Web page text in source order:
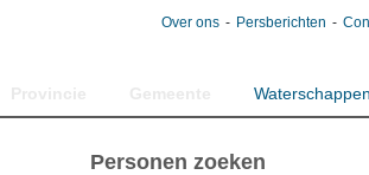
Over ons Persberichten
Waterschappen
Personen zoeken